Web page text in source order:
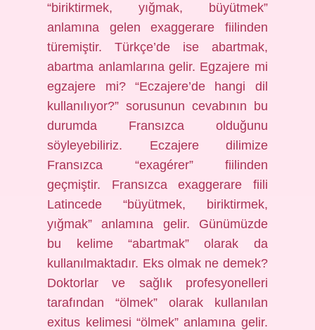
“biriktirmek, yığmak, büyütmek”
anlamına gelen exaggerare fiilinden
türemiştir. Türkçe’de ise abartmak,
abartma anlamlarına gelir. Egzajere mi
egzajere mi? “Eczajere’de hangi dil
kullanılıyor?” sorusunun cevabının bu
durumda Fransızca olduğunu
söyleyebiliriz. Eczajere dilimize
Fransızca “exagérer” fiilinden
geçmiştir. Fransızca exaggerare fiili
Latincede “büyütmek, biriktirmek,
yığmak” anlamına gelir. Günümüzde
bu kelime “abartmak” olarak da
kullanılmaktadır. Eks olmak ne demek?
Doktorlar ve sağlık profesyonelleri
tarafından “ölmek” olarak kullanılan
exitus kelimesi “ölmek” anlamına gelir.